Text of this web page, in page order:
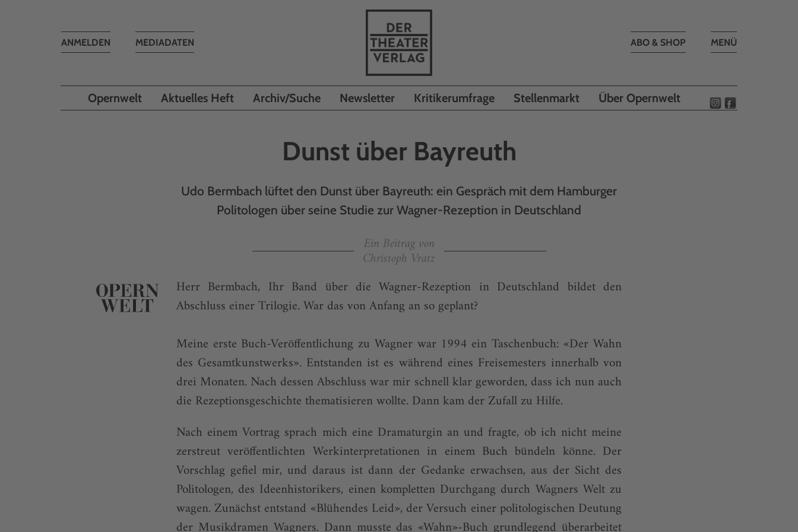
Toggle
MENÜ
ABO & SHOP
MEDIADATEN
Toggle
ANMELDEN
Opernwelt Aktuelles Heft Archiv/Suche Newsletter Kritikerumfrage Stellenmarkt Über Opernwelt
Dunst über Bayreuth
Udo Bermbach lüftet den Dunst über Bayreuth: ein Gespräch mit dem Hamburger
Politologen über seine Studie zur Wagner-Rezeption in Deutschland
Ein Beitrag von
Christoph Vratz
Herr Bermbach, Ihr Band über die Wagner-Rezeption in Deutschland bildet den
Abschluss einer Trilogie. War das von Anfang an so geplant?
Meine erste Buch-Veröffentlichung zu Wagner war 1994 ein Taschenbuch: «Der Wahn
des Gesamtkunstwerks». Entstanden ist es während eines Freisemesters innerhalb von
drei Monaten. Nach dessen Abschluss war mir schnell klar geworden, dass ich nun auch
die Rezeptionsgeschichte thematisieren wollte. Dann kam der Zufall zu Hilfe.
Nach einem Vortrag sprach mich eine Dramaturgin an und fragte, ob ich nicht meine
zerstreut veröffentlichten Werkinterpretationen in einem Buch bündeln könne. Der
Vorschlag gefiel mir, und daraus ist dann der Gedanke erwachsen, aus der Sicht des
Politologen, des Ideenhistorikers, einen kompletten Durchgang durch Wagners Welt zu
wagen. Zunächst entstand «Blühendes Leid», der Versuch einer politologischen Deutung
der Musikdramen Wagners. Dann musste das «Wahn»-Buch grundlegend überarbeitet